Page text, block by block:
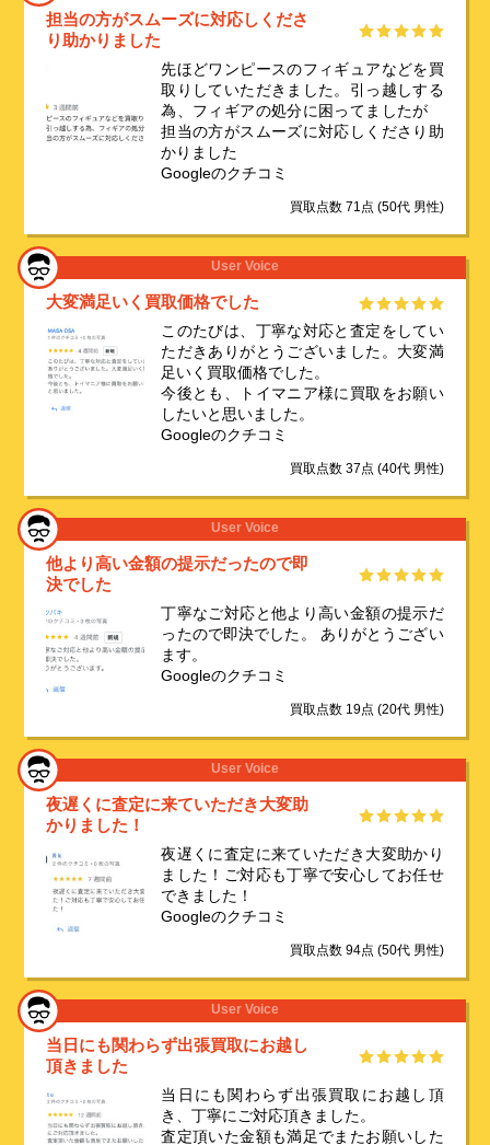
担当の方がスムーズに対応しくださ
り助かりました️
先ほどワンピースのフィギュアなどを買
取りしていただきました。引っ越しする
為、フィギアの処分に困ってましたが
担当の方がスムーズに対応しくださり助
かりました
Googleのクチコミ
買取点数 71点 (50代 男性)
User Voice
大変満足いく買取価格でした
このたびは、丁寧な対応と査定をしてい
ただきありがとうございました。大変満
足いく買取価格でした。
今後とも、トイマニア様に買取をお願い
したいと思いました。
Googleのクチコミ
買取点数 37点 (40代 男性)
User Voice
他より高い金額の提示だったので即
決でした
丁寧なご対応と他より高い金額の提示だ
ったので即決でした。 ありがとうござい
ます。
Googleのクチコミ
買取点数 19点 (20代 男性)
User Voice
夜遅くに査定に来ていただき大変助
かりました！
夜遅くに査定に来ていただき大変助かり
ました！ご対応も丁寧で安心してお任せ
できました！
Googleのクチコミ
買取点数 94点 (50代 男性)
User Voice
当日にも関わらず出張買取にお越し
頂きました
当日にも関わらず出張買取にお越し頂
き、丁寧にご対応頂きました。
査定頂いた金額も満足でまたお願いした